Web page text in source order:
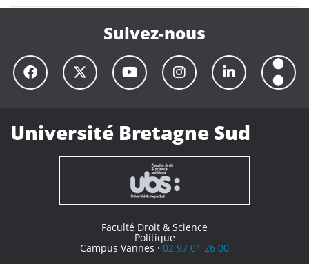
Suivez-nous
Université Bretagne Sud
Faculté Droit & Science
Politique
Campus Vannes ·02 97 01 26 00